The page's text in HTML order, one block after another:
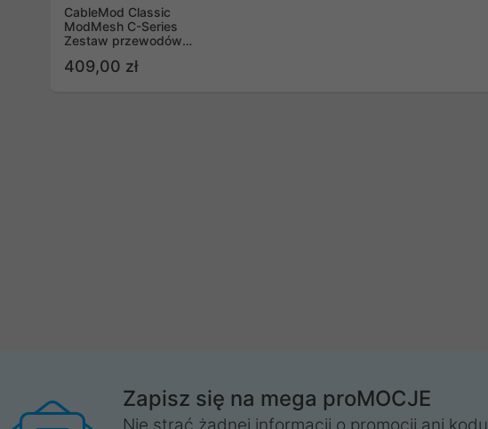
CableMod Classic
ModMesh C-Series
Zestaw przewodów
krwistoczerwony
409,00 zł
Zapisz się na mega proMOCJE
Nie strać żadnej informacji o promocji ani kodu